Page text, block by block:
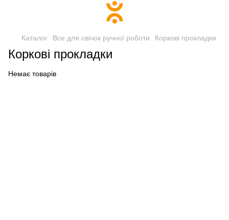
Каталог Все для свічок ручної роботи Коркові прокладки
Коркові прокладки
Немає товарів